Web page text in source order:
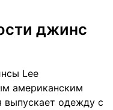
джинс
Lee
американским
выпускает одежду с